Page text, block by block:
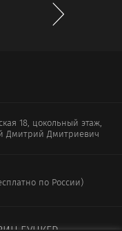
18, цокольный этаж,
Дмитрий Дмитриевич
по России)